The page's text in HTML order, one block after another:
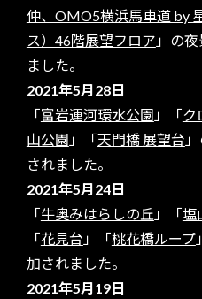
仲、OMO5横浜馬車道 by
ス）46階展望フロア 」の
ました。
2021年5月28日
「富岩運河環水公園 」「ク
山公園 」「天門橋 展望台
されました。
2021年5月24日
「牛奥みはらしの丘 」「塩
「花見台 」「桃花橋ループ
加されました。
2021年5月19日